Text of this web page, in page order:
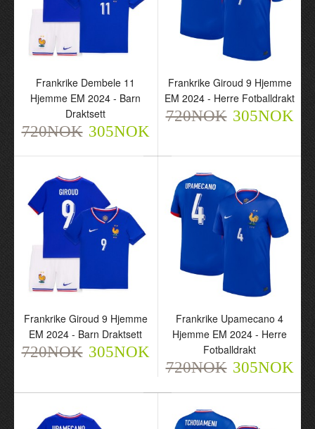
Frankrike Dembele 11
Hjemme EM 2024 - Barn
720NOK
Hjemme EM 2024 - Herre
720NOK 305NOK
Draktsett
720NOK
Frankrike Upamecano 4
Fotballdrakt
720NOK
Frankrike Dembele 11
Hjemme EM 2024 - Barn
Draktsett
720NOK 305NOK
Frankrike Giroud 9 Hjemme
EM 2024 - Herre Fotballdrakt
720NOK 305NOK
Frankrike Giroud 9 Hjemme
EM 2024 - Barn Draktsett
720NOK 305NOK
Frankrike Upamecano 4
Hjemme EM 2024 - Herre
Fotballdrakt
720NOK 305NOK